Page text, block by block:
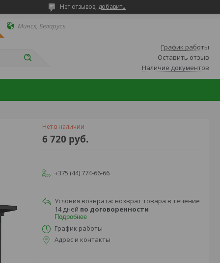
Нет отзывов, добавить
Минск, Беларусь
График работы
Оставить отзыв
Наличие документов
Нет в наличии
6 720 руб.
+375 (44) 774-66-66
возврат товара в течение
14 дней по договоренности
Подробнее
График работы
Адрес и контакты